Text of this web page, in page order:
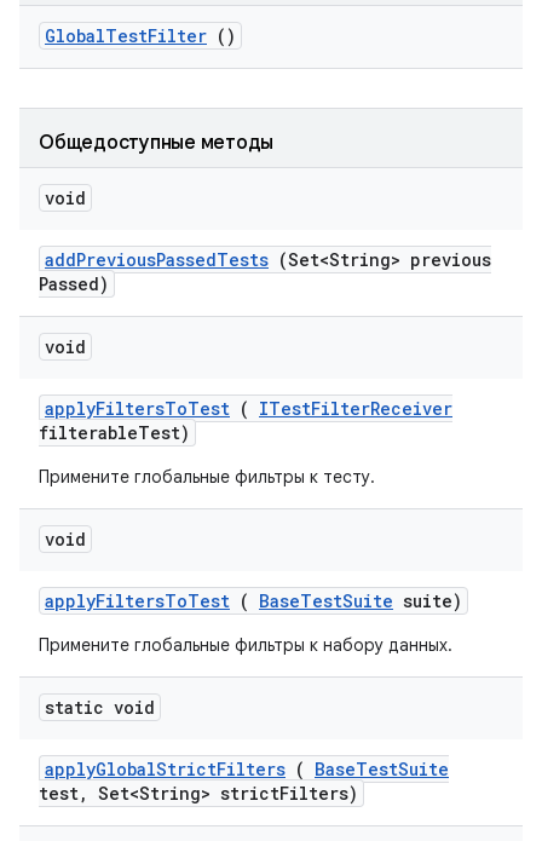
GlobalTestFilter ()
Общедоступные методы
void
addPreviousPassedTests (Set<String> previous
Passed)
void
applyFiltersToTest ( ITestFilterReceiver
filterableTest)
Примените глобальные фильтры к тесту.
void
applyFiltersToTest ( BaseTestSuite suite)
Примените глобальные фильтры к набору данных.
static void
applyGlobalStrictFilters ( BaseTestSuite
test, Set<String> strictFilters)